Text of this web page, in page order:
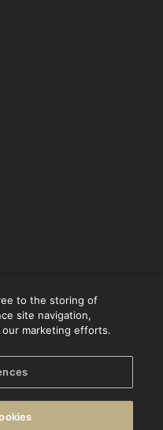
to the storing of
site navigation,
our marketing efforts.